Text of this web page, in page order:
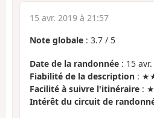
15 avr. 2019 à 21:57
Note globale : 3.7 / 5
Date de la randonnée : 15
Fiabilité de la description :
Facilité à suivre l'itinéraire :
Intérêt du circuit de